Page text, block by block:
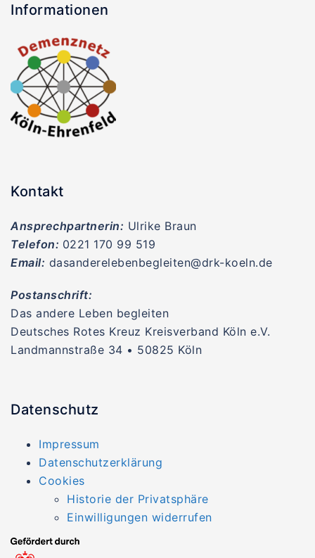
Informationen
Kontakt
Ansprechpartnerin: Ulrike Braun
Telefon: 0221 170 99 519
Email: dasanderelebenbegleiten@drk-koeln.de
Postanschrift:
Das andere Leben begleiten
Deutsches Rotes Kreuz Kreisverband Köln e.V.
Landmannstraße 34 • 50825 Köln
Datenschutz
Impressum
Datenschutzerklärung
Cookies
Historie der Privatsphäre
Einwilligungen widerrufen